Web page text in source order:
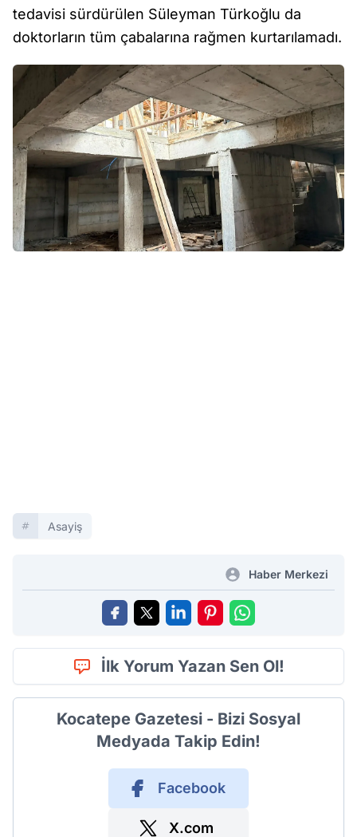
tedavisi sürdürülen Süleyman Türkoğlu da
doktorların tüm çabalarına rağmen kurtarılamadı.
Asayiş
Haber Merkezi
İlk Yorum Yazan Sen Ol!
Kocatepe Gazetesi - Bizi Sosyal
Medyada Takip Edin!
Facebook
X.com